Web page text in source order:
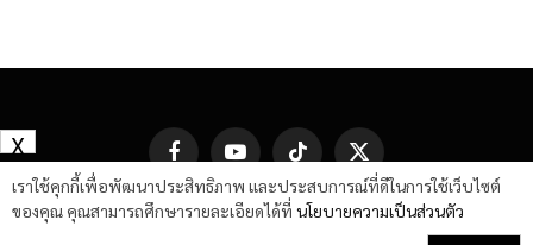
FacebookYouTube TikTok
X
(Twitter)
เราใช้คุกกี้เพื่อพัฒนาประสิทธิภาพ และประสบการณ์ที่ดีในการใช้เว็บไซต์
ของคุณ คุณสามารถศึกษารายละเอียดได้ที่ นโยบายความเป็นส่วนตัว
X